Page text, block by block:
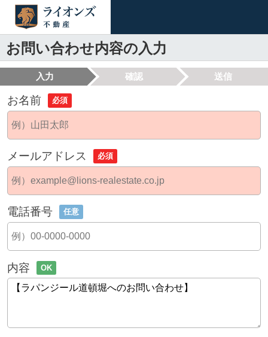
お問い合わせ内容の入力
入力 確認 送信
お名前 必須
メールアドレス 必須
電話番号 任意
内容 OK